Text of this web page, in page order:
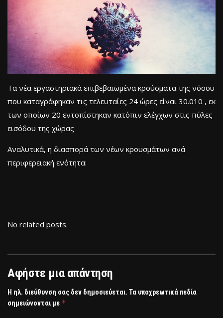
Τα νέα εργαστηριακά επιβεβαιωμένα κρούσματα της νόσου
που καταγράφηκαν τις τελευταίες 24 ώρες είναι 30.010 , εκ
των οποίων 20 εντοπίστηκαν κατόπιν ελέγχων στις πύλες
εισόδου της χώρας
Aναλυτικά, η διασπορά των νέων κρουσμάτων ανά
περιφερειακή ενότητα:
No related posts.
Αφήστε μια απάντηση
Η ηλ. διεύθυνση σας δεν δημοσιεύεται. Τα υποχρεωτικά πεδία
σημειώνονται με *